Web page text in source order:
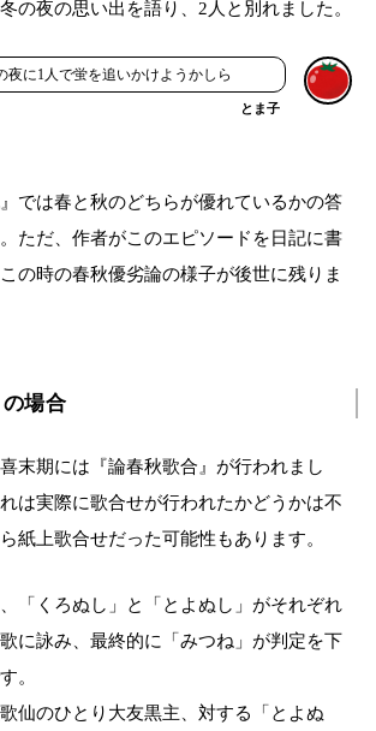
の夜の思い出を語り、2人と別れました。
夜に1人で蛍を追いかけようかしら
とま子
では春と秋のどちらが優れているかの答
ただ、作者がこのエピソードを日記に書
の時の春秋優劣論の様子が後世に残りま
の場合
末期には『論春秋歌合』が行われまし
は実際に歌合せが行われたかどうかは不
紙上歌合せだった可能性もあります。
「くろぬし」と「とよぬし」がそれぞれ
に詠み、最終的に「みつね」が判定を下
。
歌仙のひとり大友黒主、対する「とよぬ